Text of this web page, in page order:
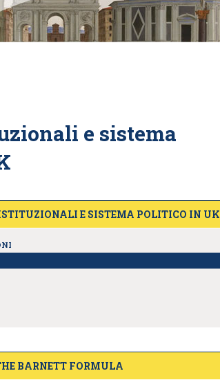
e sistema
E SISTEMA POLITICO IN UK
BARNETT FORMULA